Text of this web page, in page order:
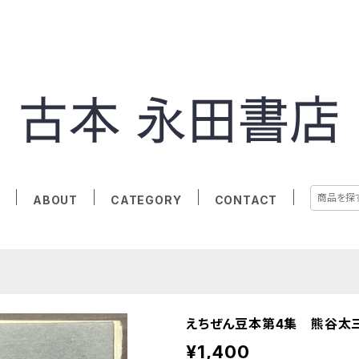
ABOUT CATEGORY CONTACT
えちぜん豆本第4集 熊谷太
¥1,400